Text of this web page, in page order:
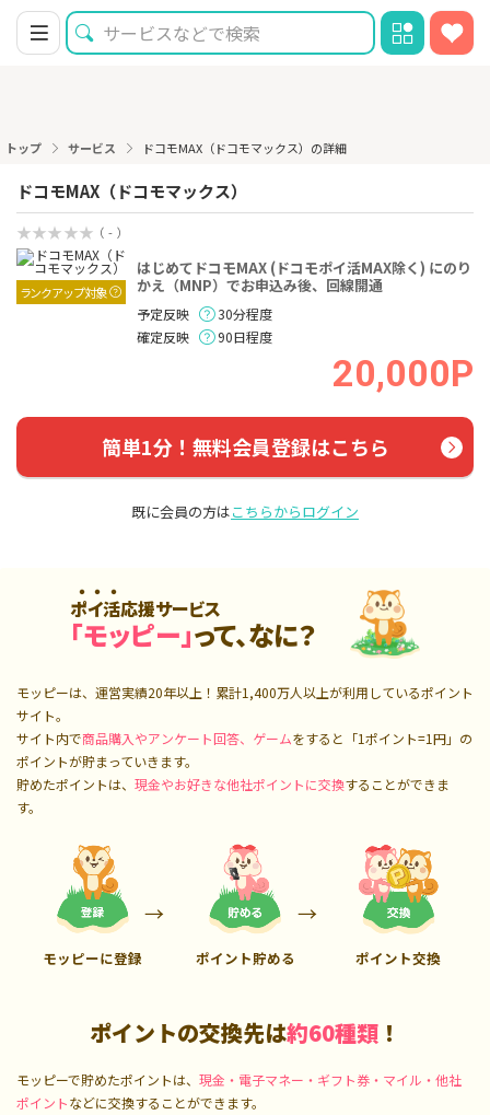
トップ サービス ドコモMAX（ドコモマックス）の詳細
ドコモMAX（ドコモマックス）
（ - ）
ランクアップ対象
はじめてドコモMAX (ドコモポイ活MAX除く) にのり
かえ（MNP）でお申込み後、回線開通
予定反映
30分程度
確定反映
90日程度
20,000P
簡単1分！無料会員登録はこちら
既に会員の方はこちらからログイン
ポイ活応援サービス
「モッピー」って、なに？
モッピーは、運営実績20年以上！累計1,400万人以上が利用しているポイント
サイト。
サイト内で商品購入やアンケート回答、ゲームをすると「1ポイント=1円」の
ポイントが貯まっていきます。
貯めたポイントは、 現金やお好きな他社ポイントに交換することができま
す。
モッピーに登録 ポイント貯める ポイント交換
ポイントの交換先は約60種類 ！
モッピーで貯めたポイントは、 現金・電子マネー・ギフト券・マイル・他社
ポイントなどに交換することができます。